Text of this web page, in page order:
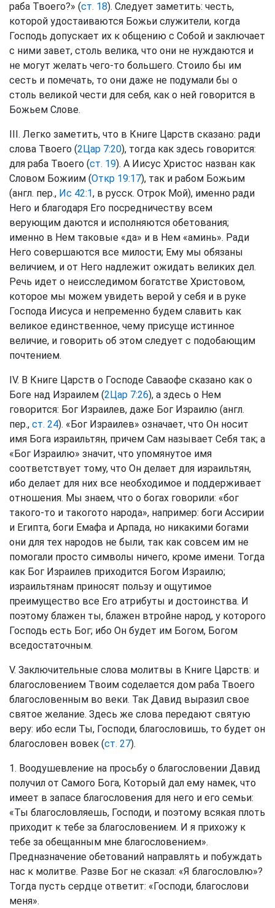
раба Твоего?» (ст. 18). Следует заметить: честь,
которой удостаиваются Божьи служители, когда
Господь допускает их к общению с Собой и заключает
с ними завет, столь велика, что они не нуждаются и
не могут желать чего-то большего. Стоило бы им
сесть и помечать, то они даже не подумали бы о
столь великой чести для себя, как о ней говорится в
Божьем Слове.
III. Легко заметить, что в Книге Царств сказано: ради
слова Твоего (2Цар 7:20), тогда как здесь говорится:
для раба Твоего (ст. 19). А Иисус Христос назван как
Словом Божиим (Откр 19:17), так и рабом Божьим
(англ. пер., Ис 42:1, в русск. Отрок Мой), именно ради
Него и благодаря Его посредничеству всем
верующим даются и исполняются обетования;
именно в Нем таковые «да» и в Нем «аминь». Ради
Него совершаются все милости; Ему мы обязаны
величием, и от Него надлежит ожидать великих дел.
Речь идет о неисследимом богатстве Христовом,
которое мы можем увидеть верой у себя и в руке
Господа Иисуса и непременно будем славить как
великое единственное, чему присуще истинное
величие, и говорить об этом следует с подобающим
почтением.
IV. В Книге Царств о Господе Саваофе сказано как о
Боге над Израилем (2Цар 7:26), а здесь о Нем
говорится: Бог Израилев, даже Бог Израилю (англ.
пер., ст. 24). «Бог Израилев» означает, что Он носит
имя Бога израильтян, причем Сам называет Себя так; а
«Бог Израилю» значит, что упомянутое имя
соответствует тому, что Он делает для израильтян,
ибо делает для них все необходимое и поддерживает
отношения. Мы знаем, что о богах говорили: «бог
такого-то и такогото народа», например: боги Ассирии
и Египта, боги Емафа и Арпада, но никакими богами
они для тех народов не были, так как совсем им не
помогали просто символы ничего, кроме имени. Тогда
как Бог Израилев приходится Богом Израилю;
израильтянам приносят пользу и ощутимое
преимущество все Его атрибуты и достоинства. И
поэтому блажен ты, блажен втройне народ, у которого
Господь есть Бог; ибо Он будет им Богом, Богом
вседостаточным.
V. Заключительные слова молитвы в Книге Царств: и
благословением Твоим соделается дом раба Твоего
благословенным во веки. Так Давид выразил свое
святое желание. Здесь же слова передают святую
веру: ибо если Ты, Господи, благословишь, то будет он
благословен вовек (ст. 27).
1. Воодушевление на просьбу о благословении Давид
получил от Самого Бога, Который дал ему намек, что
имеет в запасе благословения для него и его семьи:
«Ты благословляешь, Господи, и поэтому всякая плоть
приходит к тебе за благословением. И я прихожу к
тебе за обещанным мне благословением».
Предназначение обетований направлять и побуждать
нас к молитве. Разве Бог не сказал: «Я благословлю»?
Тогда пусть сердце ответит: «Господи, благослови
меня».